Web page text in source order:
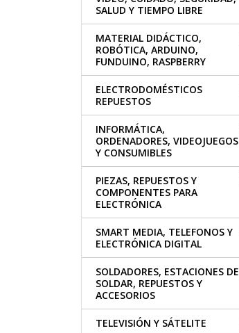
SALUD Y TIEMPO LIBRE
MATERIAL DIDÁCTICO,
ROBÓTICA, ARDUINO,
FUNDUINO, RASPBERRY
ELECTRODOMÉSTICOS
REPUESTOS
INFORMÁTICA,
ORDENADORES, VIDEOJUEGOS
Y CONSUMIBLES
PIEZAS, REPUESTOS Y
COMPONENTES PARA
ELECTRÓNICA
SMART MEDIA, TELEFONOS Y
ELECTRÓNICA DIGITAL
SOLDADORES, ESTACIONES DE
SOLDAR, REPUESTOS Y
ACCESORIOS
TELEVISIÓN Y SÁTELITE